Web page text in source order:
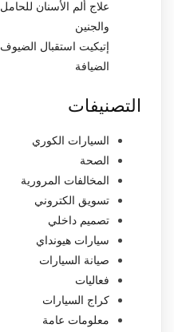
علاج ألم الأسنان
والجنين
إتيكيت استقبال
الضيافة
التصنيفات
السيارات الكوري
الصحة
المخالفات المرورية
تسويق الكتروني
تصميم داخلي
سيارات هيونداي
صيانة السيارات
فعاليات
كراج السيارات
معلومات عامة